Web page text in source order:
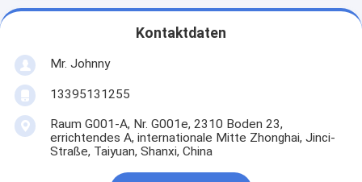
Kontaktdaten
Mr. Johnny
13395131255
Raum G001-A, Nr. G001e, 2310 Boden 23,
errichtendes A, internationale Mitte Zhonghai, Jinci-
Straße, Taiyuan, Shanxi, China